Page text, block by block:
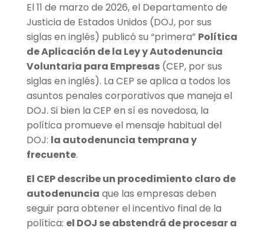
El 11 de marzo de 2026, el Departamento de
Justicia de Estados Unidos (DOJ, por sus
siglas en inglés) publicó su “primera” Política
de Aplicación de la Ley y Autodenuncia
Voluntaria para Empresas(CEP, por sus
siglas en inglés). La CEP se aplica a todos los
asuntos penales corporativos que maneja el
DOJ. Si bien la CEP en sí es novedosa, la
política promueve el mensaje habitual del
DOJ: la autodenuncia temprana y
frecuente.
El CEP describe un procedimiento claro de
autodenuncia que las empresas deben
seguir para obtener el incentivo final de la
política: el DOJ se abstendrá de procesar a